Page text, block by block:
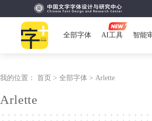
全部字体 AI工具 智能
我的位置： 首页 > 全部字体 > Arlette
Arlette